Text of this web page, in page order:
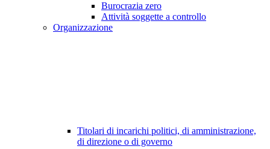
Burocrazia zero
Attività soggette a controllo
Organizzazione
Titolari di incarichi politici, di amministrazione,
di direzione o di governo